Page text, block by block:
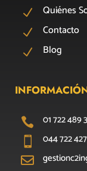
N Quiénes
N Contacto
N Blog
 01 722 489
 044 722
